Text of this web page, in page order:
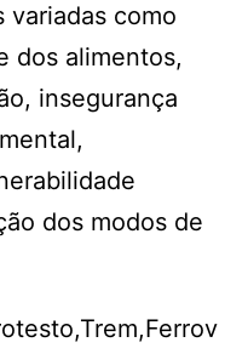
variadas como
dos alimentos,
insegurança
dos modos de